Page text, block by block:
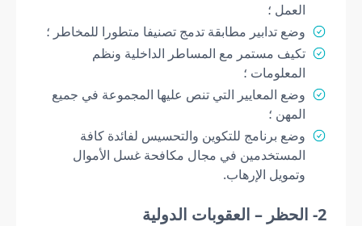
العمل ؛
وضع تدابير مطابقة تدمج تصنيفا متطورا للمخاطر ؛
تكيف مستمر مع المساطر الداخلية ونظم
المعلومات ؛
وضع المعايير التي تنص عليها المجموعة في جميع
المهن ؛
وضع برنامج للتكوين والتحسيس لفائدة كافة
المستخدمين في مجال مكافحة غسل الأموال
وتمويل الإرهاب.
2- الحظر – العقوبات الدولية